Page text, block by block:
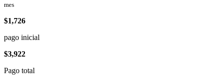
mes
$1,726
pago inicial
$3,922
Pago total